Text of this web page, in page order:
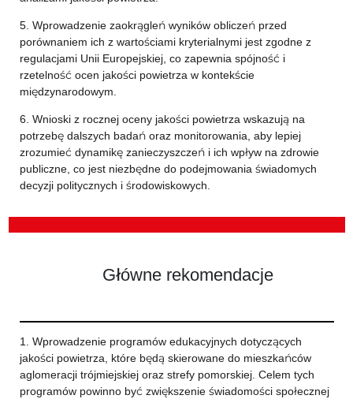
5. Wprowadzenie zaokrągleń wyników obliczeń przed
porównaniem ich z wartościami kryterialnymi jest zgodne z
regulacjami Unii Europejskiej, co zapewnia spójność i
rzetelność ocen jakości powietrza w kontekście
międzynarodowym.
6. Wnioski z rocznej oceny jakości powietrza wskazują na
potrzebę dalszych badań oraz monitorowania, aby lepiej
zrozumieć dynamikę zanieczyszczeń i ich wpływ na zdrowie
publiczne, co jest niezbędne do podejmowania świadomych
decyzji politycznych i środowiskowych.
Główne rekomendacje
1. Wprowadzenie programów edukacyjnych dotyczących
jakości powietrza, które będą skierowane do mieszkańców
aglomeracji trójmiejskiej oraz strefy pomorskiej. Celem tych
programów powinno być zwiększenie świadomości społecznej